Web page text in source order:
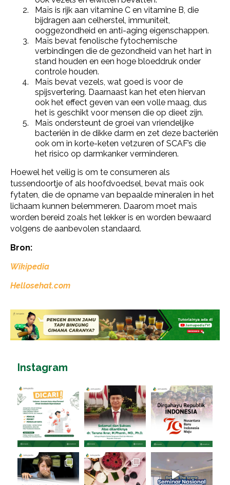
Maïs is rijk aan vitamine C en vitamine B, die
bijdragen aan celherstel, immuniteit,
ooggezondheid en anti-aging eigenschappen.
Maïs bevat fenolische fytochemische
verbindingen die de gezondheid van het hart in
stand houden en een hoge bloeddruk onder
controle houden.
Maïs bevat vezels, wat goed is voor de
spijsvertering. Daarnaast kan het eten hiervan
ook het effect geven van een volle maag, dus
het is geschikt voor mensen die op dieet zijn.
Maïs ondersteunt de groei van vriendelijke
bacteriën in de dikke darm en zet deze bacteriën
ook om in korte-keten vetzuren of SCAF’s die
het risico op darmkanker verminderen.
Hoewel het veilig is om te consumeren als
tussendoortje of als hoofdvoedsel, bevat maïs ook
fytaten, die de opname van bepaalde mineralen in het
lichaam kunnen belemmeren. Daarom moet maïs
worden bereid zoals het lekker is en worden bewaard
volgens de aanbevolen standaard.
Bron:
Wikipedia
Hellosehat.com
Instagram